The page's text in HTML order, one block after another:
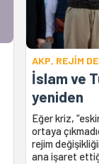
AKP, REJİM
İslam ve
yeniden
Eğer kriz,
ortaya
rejim
ana işaret